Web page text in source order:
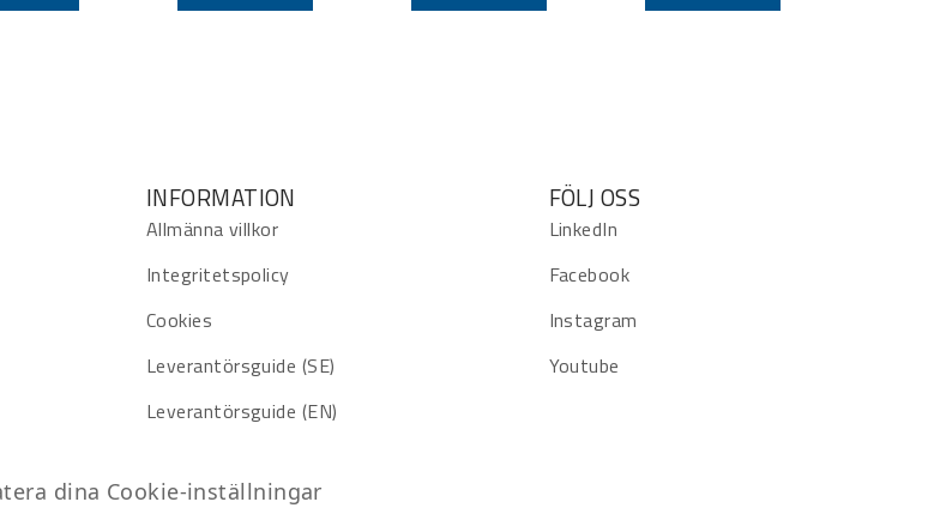
INFORMATION
Allmänna villkor
Integritetspolicy
Cookies
Leverantörsguide (SE)
Leverantörsguide (EN)
FÖLJ OSS
LinkedIn
Facebook
Instagram
Youtube
dina Cookie-inställningar